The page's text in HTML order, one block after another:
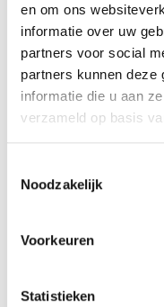
en om ons
informatie over uw
partners voor social
partners kunnen deze
informatie die u aan
verzameld op basis
Noodzakelijk
Voorkeuren
Statistieken
Handyman